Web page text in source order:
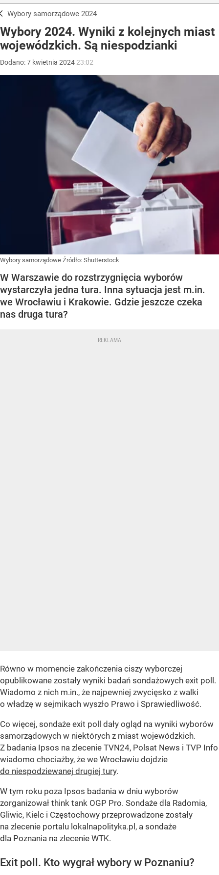
Wybory samorządowe 2024
Wybory 2024. Wyniki z kolejnych miast
wojewódzkich. Są niespodzianki
Dodano:7 kwietnia 2024 23:02
Wybory samorządowe Źródło: Shutterstock
W Warszawie do rozstrzygnięcia wyborów
wystarczyła jedna tura. Inna sytuacja jest m.in.
we Wrocławiu i Krakowie. Gdzie jeszcze czeka
nas druga tura?
Równo w momencie zakończenia ciszy wyborczej
opublikowane zostały wyniki badań sondażowych exit poll.
Wiadomo z nich m.in., że najpewniej zwycięsko z walki
o władzę w sejmikach wyszło Prawo i Sprawiedliwość.
Co więcej, sondaże exit poll dały ogląd na wyniki wyborów
samorządowych w niektórych z miast wojewódzkich.
Z badania Ipsos na zlecenie TVN24, Polsat News i TVP Info
wiadomo chociażby, że we Wrocławiu dojdzie
do niespodziewanej drugiej tury.
W tym roku poza Ipsos badania w dniu wyborów
zorganizował think tank OGP Pro. Sondaże dla Radomia,
Gliwic, Kielc i Częstochowy przeprowadzone zostały
na zlecenie portalu lokalnapolityka.pl, a sondaże
dla Poznania na zlecenie WTK.
Exit poll. Kto wygrał wybory w Poznaniu?